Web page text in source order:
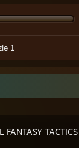
1
FANTASY